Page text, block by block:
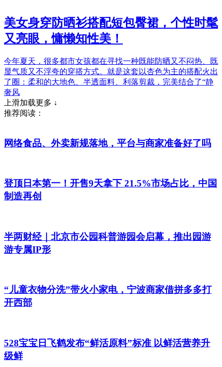
美女身穿防晒衫搭配短包臀裙，个性时髦
又亮眼，慵懒知性美！
今年夏天，很多都市女孩都在寻找一种既能防晒又不闷热、既
显气质又不浮夸的穿搭方式。就是这套以杏色为主的搭配火出
了圈：柔和的大地色、半透面料、利落剪裁，完美结合了“静
奢风
上滑加载更多 ↓
推荐阅读：
网络食品、外卖新规落地，平台与商家准备好了吗
登顶日本第一！开售9天拿下 21.5%市场占比，中国
制造再创
半两财经｜北京市公园科普游园会启幕，推出园游
游专属IP形
“儿童衣物分洗”带火小家电，宁波商家借拼多多打
开西部
528宝宝日飞鹤发布“鲜活原料”标准 以鲜活营养升
级鲜